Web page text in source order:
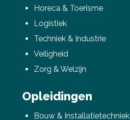
Horeca & Toerisme
Logistiek
Techniek & Industrie
Veiligheid
Zorg & Welzijn
Opleidingen
Bouw & Installatietechniek